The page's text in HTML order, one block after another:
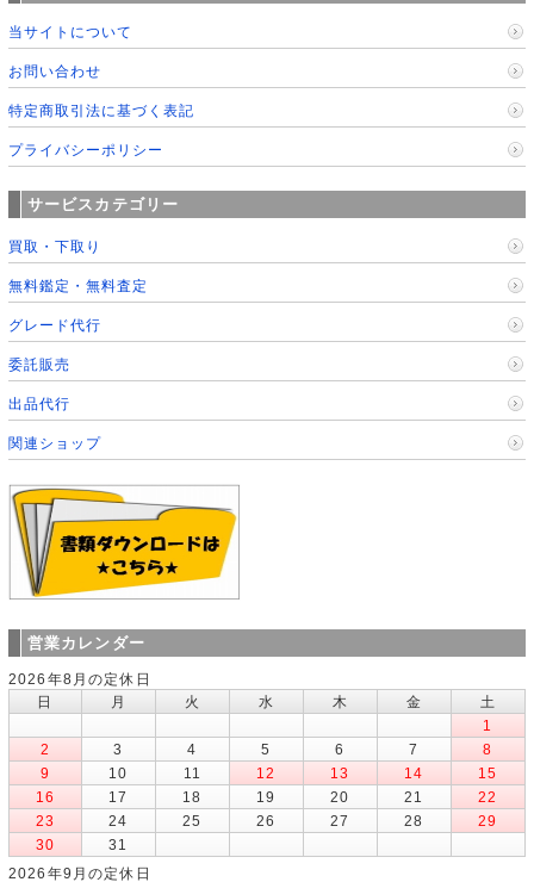
当サイトについて
お問い合わせ
特定商取引法に基づく表記
プライバシーポリシー
サービスカテゴリー
買取・下取り
無料鑑定・無料査定
グレード代行
委託販売
出品代行
関連ショップ
営業カレンダー
2026年8月の定休日
日
月 火 水 木 金
土
1
2
3 4 5 6 7
8
9
10 11 12 13 14
15
16
17 18 19 20 21
22
23
24 25 26 27 28
29
30
31
2026年9月の定休日